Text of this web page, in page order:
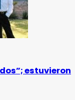
estuvieron